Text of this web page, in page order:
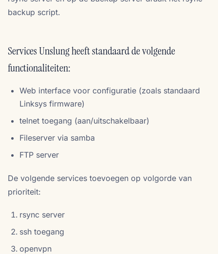
backup script.
Services Unslung heeft standaard de volgende
functionaliteiten:
Web interface voor configuratie (zoals standaard
Linksys firmware)
telnet toegang (aan/uitschakelbaar)
Fileserver via samba
FTP server
De volgende services toevoegen op volgorde van
prioriteit:
rsync server
ssh toegang
openvpn